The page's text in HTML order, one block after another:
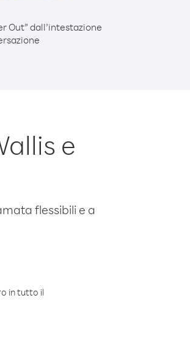
Out” dall’intestazione
e
flessibili e a
in tutto il